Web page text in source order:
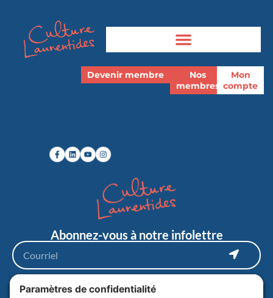
Devenir membre
Nos
membres
Mon
compte
Abonnez-vous à notre infolettre